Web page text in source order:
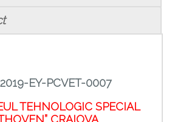
EY-PCVET-0007
TEHNOLOGIC SPECIAL
CRAIOVA